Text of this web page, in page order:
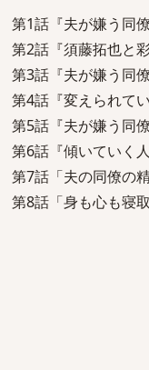
第1話『夫が嫌う同
第2話『須藤拓也と
第3話『夫が嫌う同
第4話『変えられて
第5話『夫が嫌う同
第6話『傾いていく
第7話「夫の同僚の
第8話「身も心も寝